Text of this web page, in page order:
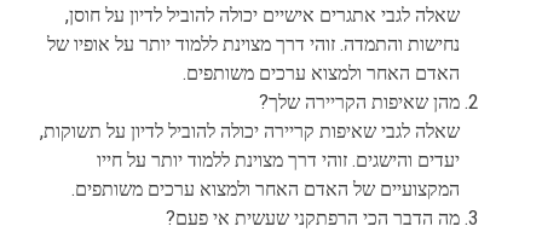
שאלה לגבי אתגרים אישיים יכולה להוביל לדיון על חוסן,
נחישות והתמדה. זוהי דרך מצוינת ללמוד יותר על אופיו של
האדם האחר ולמצוא ערכים משותפים.
מהן שאיפות הקריירה שלך?
שאלה לגבי שאיפות קריירה יכולה להוביל לדיון על תשוקות,
יעדים והישגים. זוהי דרך מצוינת ללמוד יותר על חייו
המקצועיים של האדם האחר ולמצוא ערכים משותפים.
מה הדבר הכי הרפתקני שעשית אי פעם?